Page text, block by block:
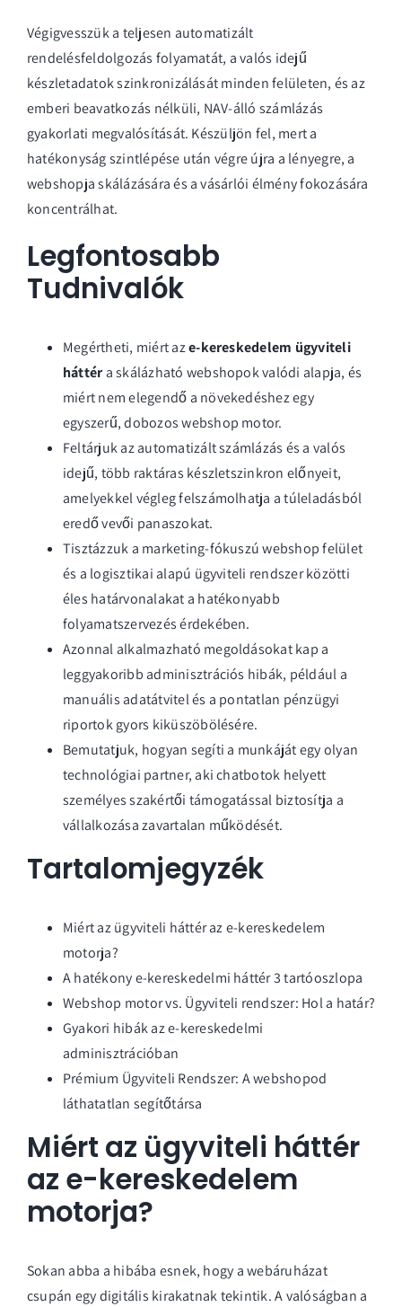
Végigvesszük a teljesen automatizált
rendelésfeldolgozás folyamatát, a valós idejű
készletadatok szinkronizálását minden felületen, és az
emberi beavatkozás nélküli, NAV-álló számlázás
gyakorlati megvalósítását. Készüljön fel, mert a
hatékonyság szintlépése után végre újra a lényegre, a
webshopja skálázására és a vásárlói élmény fokozására
koncentrálhat.
Legfontosabb
Tudnivalók
Megértheti, miért aze-kereskedelem ügyviteli
háttéra skálázható webshopok valódi alapja, és
miért nem elegendő a növekedéshez egy
egyszerű, dobozos webshop motor.
Feltárjuk az automatizált számlázás és a valós
idejű, több raktáras készletszinkron előnyeit,
amelyekkel végleg felszámolhatja a túleladásból
eredő vevői panaszokat.
Tisztázzuk a marketing-fókuszú webshop felület
és a logisztikai alapú ügyviteli rendszer közötti
éles határvonalakat a hatékonyabb
folyamatszervezés érdekében.
Azonnal alkalmazható megoldásokat kap a
leggyakoribb adminisztrációs hibák, például a
manuális adatátvitel és a pontatlan pénzügyi
riportok gyors kiküszöbölésére.
Bemutatjuk, hogyan segíti a munkáját egy olyan
technológiai partner, aki chatbotok helyett
személyes szakértői támogatással biztosítja a
vállalkozása zavartalan működését.
Tartalomjegyzék
Miért az ügyviteli háttér az e-kereskedelem
motorja?
A hatékony e-kereskedelmi háttér 3 tartóoszlopa
Webshop motor vs. Ügyviteli rendszer: Hol a határ?
Gyakori hibák az e-kereskedelmi
adminisztrációban
Prémium Ügyviteli Rendszer: A webshopod
láthatatlan segítőtársa
Miért az ügyviteli háttér
az e-kereskedelem
motorja?
Sokan abba a hibába esnek, hogy a webáruházat
csupán egy digitális kirakatnak tekintik. A valóságban a